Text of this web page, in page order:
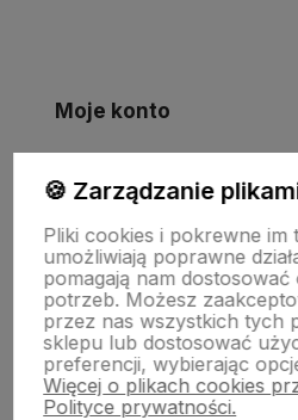
Moje konto
Informacje
Płatności i zwroty
Wsparcie
🍪 Zarządzanie
Pliki cookies i pokrewne im
umożliwiają poprawne
pomagają nam
potrzeb. Możesz
przez nas wszystkich tych
sklepu lub dostosować
preferencji, wybierając
Więcej o plikach cookies
Polityce prywatności.